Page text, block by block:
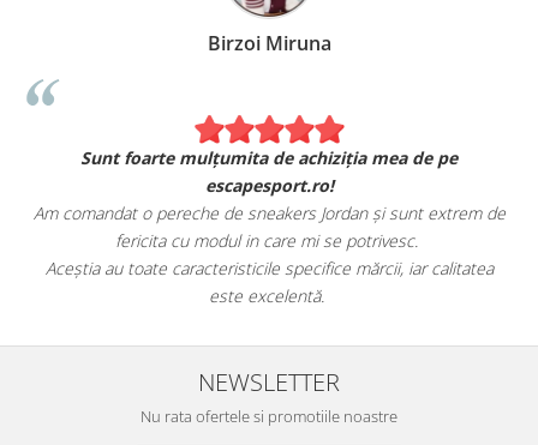
Birzoi Miruna
Sunt foarte mulțumita de achiziția mea de pe
escapesport.ro!
Am comandat o pereche de sneakers Jordan și sunt extrem de
fericita cu modul in care mi se potrivesc.
Aceștia au toate caracteristicile specifice mărcii, iar calitatea
este excelentă.
NEWSLETTER
Nu rata ofertele si promotiile noastre